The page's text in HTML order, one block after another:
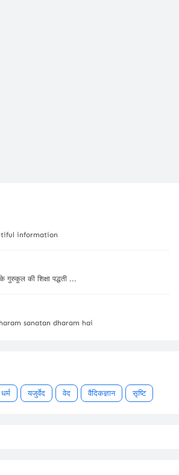
information
गुरुकुल की शिक्षा पद्धती ...
sanatan dharam hai
धर्म यजुर्वेद वेद वैदिकज्ञान सृष्टि